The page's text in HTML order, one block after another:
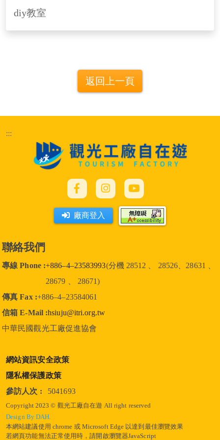
diy教室
返回上一頁
:::
廠商登入
聯絡我們
專線 Phone :+886–4–23583993(分機 28512 、 28526、28631 、
28679 、 28671)
傳真 Fax :+886–4–23584061
信箱 E-Mail :hsiuju@itri.org.tw
中華民國觀光工廠促進協會
網站資訊安全政策
隱私權保護政策
參訪人次 :
5041693
Copyright 2023 © 觀光工廠自在遊 All right reserved
Design By DAH.
本網站建議使用 chrome 或 Microsoft Edge 以達到最佳瀏覽效果
若網頁功能無法正常使用時，請開啟瀏覽器JavaScript